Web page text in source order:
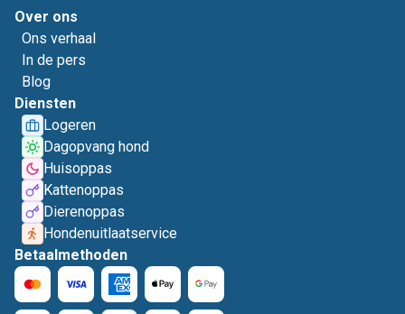
Over ons
Ons verhaal
In de pers
Blog
Diensten
Logeren
Dagopvang hond
Huisoppas
Kattenoppas
Dierenoppas
Hondenuitlaatservice
Betaalmethoden